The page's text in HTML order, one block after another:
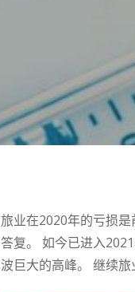
旅业在2020年的亏损
答复。 如今已进入
波巨大的高峰。 继续